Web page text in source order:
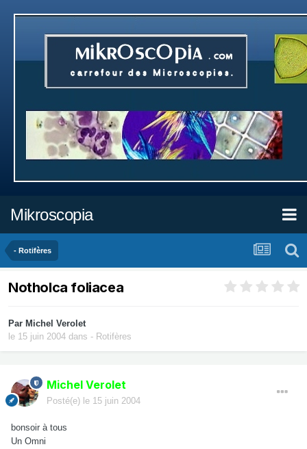
Mikroscopia
- Rotifères
Notholca foliacea
Par Michel Verolet
le 15 juin 2004 dans - Rotifères
Michel Verolet
Posté(e) le 15 juin 2004
bonsoir à tous
Un Omni